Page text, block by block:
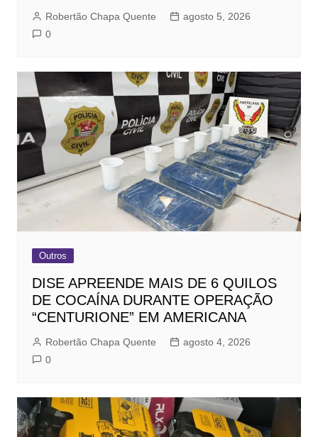
Robertão Chapa Quente
agosto 5, 2026
0
Outros
DISE APREENDE MAIS DE 6 QUILOS
DE COCAÍNA DURANTE OPERAÇÃO
“CENTURIONE” EM AMERICANA
Robertão Chapa Quente
agosto 4, 2026
0